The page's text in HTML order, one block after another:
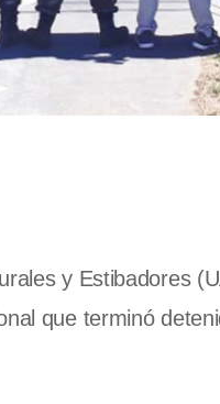
y Estibadores
que terminó